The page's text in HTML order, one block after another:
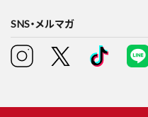
SNS・メルマガ